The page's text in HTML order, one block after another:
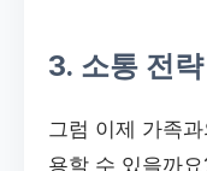
3. 소통 전략
그럼 이제 가족
용할 수 있을까